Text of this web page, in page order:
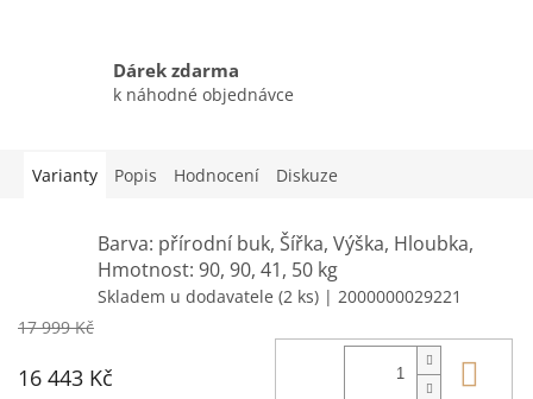
Dárek zdarma
k náhodné objednávce
Varianty Popis Hodnocení Diskuze
Barva: přírodní buk, Šířka, Výška, Hloubka,
Hmotnost: 90, 90, 41, 50 kg
Skladem u dodavatele (2 ks) | 2000000029221
17 999 Kč
16 443 Kč